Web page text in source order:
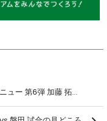
イス～拓己の一皿～」販売のお知らせ